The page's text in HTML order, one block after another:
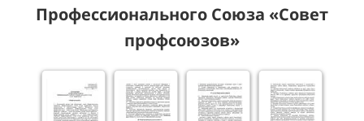
Профессионального Союза «Совет
профсоюзов»